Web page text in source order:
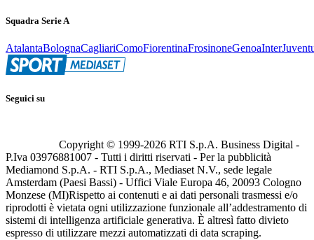
Squadra Serie A
AtalantaBolognaCagliariComoFiorentinaFrosinoneGenoaInter
Seguici su
Copyright © 1999-2026 RTI S.p.A. Business Digital -
P.Iva 03976881007 - Tutti i diritti riservati - Per la pubblicità
Mediamond S.p.A. - RTI S.p.A., Mediaset N.V., sede legale
Amsterdam (Paesi Bassi) - Uffici Viale Europa 46, 20093 Cologno
Monzese (MI)Rispetto ai contenuti e ai dati personali trasmessi e/o
riprodotti è vietata ogni utilizzazione funzionale all’addestramento di
sistemi di intelligenza artificiale generativa. È altresì fatto divieto
espresso di utilizzare mezzi automatizzati di data scraping.